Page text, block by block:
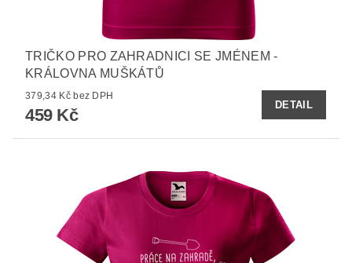
TRIČKO PRO ZAHRADNICI SE JMÉNEM -
KRÁLOVNA MUŠKÁTŮ
379,34 Kč bez DPH
459 Kč
DETAIL